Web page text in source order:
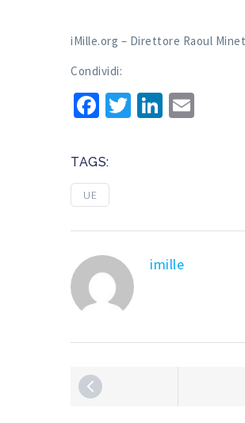
iMille.org – Direttore Raoul
Condividi:
Facebook
TwitterLinkedIn
TAGS:
UE
imille